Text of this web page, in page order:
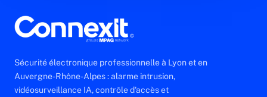
Sécurité électronique professionnelle à Lyon et en
Auvergne-Rhône-Alpes : alarme intrusion,
vidéosurveillance IA, contrôle d'accès et